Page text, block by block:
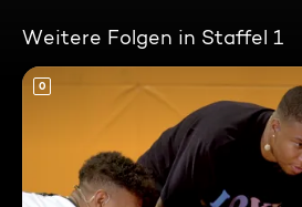
Weitere Folgen in Staffel 1
0